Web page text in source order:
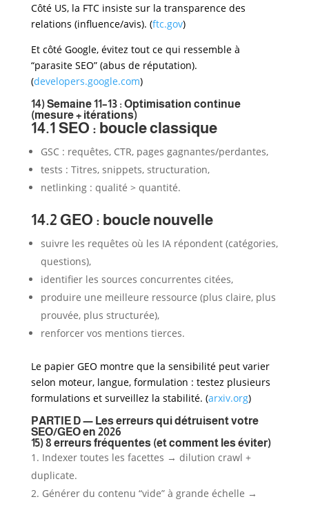
Côté US, la FTC insiste sur la transparence des
relations (influence/avis). (ftc.gov)
Et côté Google, évitez tout ce qui ressemble à
“parasite SEO” (abus de réputation).
(developers.google.com)
14) Semaine 11–13 : Optimisation continue
(mesure + itérations)
14.1 SEO : boucle classique
GSC : requêtes, CTR, pages gagnantes/perdantes,
tests : Titres, snippets, structuration,
netlinking : qualité > quantité.
14.2 GEO : boucle nouvelle
suivre les requêtes où les IA répondent (catégories,
questions),
identifier les sources concurrentes citées,
produire une meilleure ressource (plus claire, plus
prouvée, plus structurée),
renforcer vos mentions tierces.
Le papier GEO montre que la sensibilité peut varier
selon moteur, langue, formulation : testez plusieurs
formulations et surveillez la stabilité. (arxiv.org)
PARTIE D — Les erreurs qui détruisent votre
SEO/GEO en 2026
15) 8 erreurs fréquentes (et comment les éviter)
Indexer toutes les facettes → dilution crawl +
duplicate.
Générer du contenu “vide” à grande échelle →